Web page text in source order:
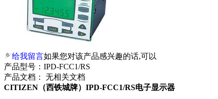
如果您对该产品感兴趣的话,可以
给我留言
产品型号： IPD-FCC1/RS
产品文档：
无相关文档
CITIZEN（西铁城牌）IPD-FCC1/RS电子显示器